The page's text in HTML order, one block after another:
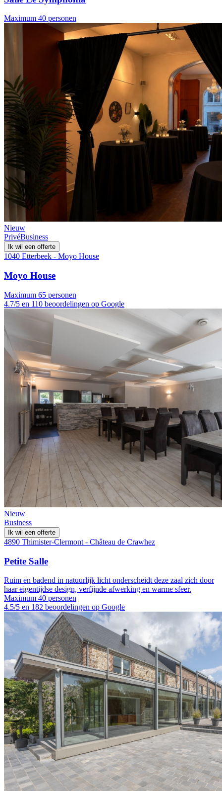
Maximum 40 personen
Nieuw
PrivéBusiness
Ik wil een offerte
1040 Etterbeek - Moyo House
Moyo House
Maximum 65 personen
4.7/5 en 110 beoordelingen op Google
Nieuw
Business
Ik wil een offerte
4890 Thimister-Clermont - Château de Crawhez
Petite Salle
Ruim en badend in natuurlijk licht onderscheidt deze zaal zich door
haar eigentijdse design, verfijnde afwerking en warme sfeer.
Maximum 40 personen
4.5/5 en 182 beoordelingen op Google